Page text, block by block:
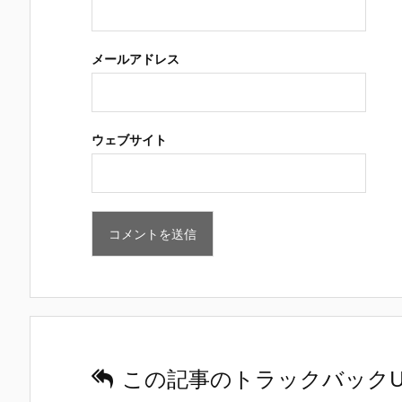
メールアドレス
ウェブサイト
この記事のトラックバック